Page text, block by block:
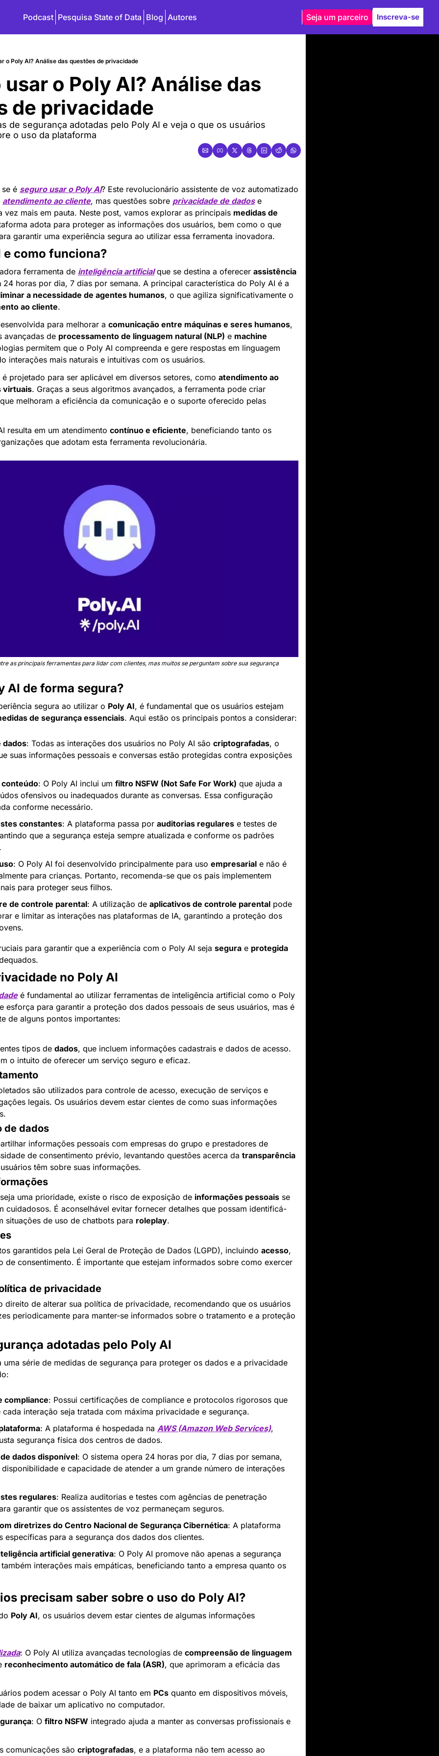
Podcast Pesquisa State of Data Blog Autores Seja um parceiro Inscreva-se
o Poly AI? Análise das questões de privacidade
usar o Poly AI? Análise das
de privacidade
de segurança adotadas pelo Poly AI e veja o que os usuários
o uso da plataforma
é seguro usar o Poly AI? Este revolucionário assistente de voz automatizado
atendimento ao cliente, mas questões sobre privacidade de dados e
vez mais em pauta. Neste post, vamos explorar as principais medidas de
adota para proteger as informações dos usuários, bem como o que
garantir uma experiência segura ao utilizar essa ferramenta inovadora.
e como funciona?
ferramenta de inteligência artificial que se destina a oferecer assistência
24 horas por dia, 7 dias por semana. A principal característica do Poly AI é a
a necessidade de agentes humanos, o que agiliza significativamente o
ao cliente.
para melhorar a comunicação entre máquinas e seres humanos,
avançadas de processamento de linguagem natural (NLP) e machine
permitem que o Poly AI compreenda e gere respostas em linguagem
interações mais naturais e intuitivas com os usuários.
projetado para ser aplicável em diversos setores, como atendimento ao
virtuais
que melhoram a eficiência da comunicação e o suporte oferecido pelas
resulta em um atendimento contínuo e eficiente, beneficiando tanto os
que adotam esta ferramenta revolucionária.
as principais ferramentas para lidar com clientes, mas muitos se perguntam sobre sua segurança
AI de forma segura?
segura ao utilizar o Poly AI, é fundamental que os usuários estejam
de segurança essenciais. Aqui estão os principais pontos a considerar:
dados: Todas as interações dos usuários no Poly AI são criptografadas, o
suas informações pessoais e conversas estão protegidas contra exposições
conteúdo: O Poly AI inclui um filtro NSFW (Not Safe For Work) que ajuda a
ofensivos ou inadequados durante as conversas. Essa configuração
conforme necessário.
constantes: A plataforma passa por auditorias regulares e testes de
que a segurança esteja sempre atualizada e conforme os padrões
: O Poly AI foi desenvolvido principalmente para uso empresarial e não é
para crianças. Portanto, recomenda-se que os pais implementem
para proteger seus filhos.
de controle parental: A utilização de aplicativos de controle parental pode
e limitar as interações nas plataformas de IA, garantindo a proteção dos
para garantir que a experiência com o Poly AI seja segura e protegida
no Poly AI
é fundamental ao utilizar ferramentas de inteligência artificial como o Poly
esforça para garantir a proteção dos dados pessoais de seus usuários, mas é
de alguns pontos importantes:
tipos de dados, que incluem informações cadastrais e dados de acesso.
o intuito de oferecer um serviço seguro e eficaz.
são utilizados para controle de acesso, execução de serviços e
legais. Os usuários devem estar cientes de como suas informações
de dados
informações pessoais com empresas do grupo e prestadores de
de consentimento prévio, levantando questões acerca da transparência
têm sobre suas informações.
uma prioridade, existe o risco de exposição de informações pessoais se
cuidadosos. É aconselhável evitar fornecer detalhes que possam identificá-
situações de uso de chatbots para roleplay.
garantidos pela Lei Geral de Proteção de Dados (LGPD), incluindo acesso,
de consentimento. É importante que estejam informados sobre como exercer
de privacidade
direito de alterar sua política de privacidade, recomendando que os usuários
periodicamente para manter-se informados sobre o tratamento e a proteção
adotadas pelo Poly AI
uma série de medidas de segurança para proteger os dados e a privacidade
compliance: Possui certificações de compliance e protocolos rigorosos que
cada interação seja tratada com máxima privacidade e segurança.
: A plataforma é hospedada na AWS (Amazon Web Services),
segurança física dos centros de dados.
dados disponível: O sistema opera 24 horas por dia, 7 dias por semana,
e capacidade de atender a um grande número de interações
regulares: Realiza auditorias e testes com agências de penetração
garantir que os assistentes de voz permaneçam seguros.
diretrizes do Centro Nacional de Segurança Cibernética: A plataforma
específicas para a segurança dos dados dos clientes.
artificial generativa: O Poly AI promove não apenas a segurança
interações mais empáticas, beneficiando tanto a empresa quanto os
precisam saber sobre o uso do Poly AI?
Poly AI, os usuários devem estar cientes de algumas informações
: O Poly AI utiliza avançadas tecnologias de compreensão de linguagem
reconhecimento automático de fala (ASR), que aprimoram a eficácia das
podem acessar o Poly AI tanto em PCs quanto em dispositivos móveis,
de baixar um aplicativo no computador.
: O filtro NSFW integrado ajuda a manter as conversas profissionais e
comunicações são criptografadas, e a plataforma não tem acesso ao